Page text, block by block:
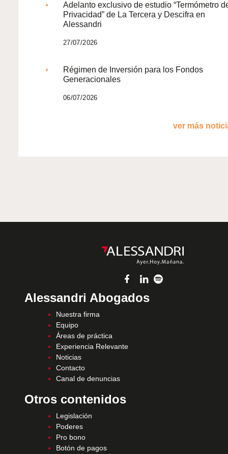
Adelanto exclusivo de estudio “Termómetro
Privacidad” de La Tercera y Descifra en
Alessandri
27/07/2026
Régimen de Inversión para los Fondos
Generacionales
06/07/2026
ver más
Alessandri Abogados
Nuestra firma
Equipo
Áreas de práctica
Experiencia Relevante
Noticias
Contacto
Canal de denuncias
Otros contenidos
Legislación
Poderes
Pro bono
Botón de pagos